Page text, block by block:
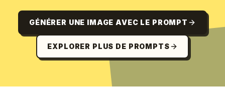
GÉNÉRER UNE IMAGE AVEC LE PROMPT
EXPLORER PLUS DE PROMPTS